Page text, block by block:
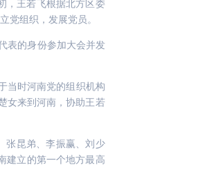
，王若飞根据北方区委
党组织，发展党员。
表的身份参加大会并发
当时河南党的组织机构
女来到河南，协助王若
张昆弟、李振赢、刘少
建立的第一个地方最高